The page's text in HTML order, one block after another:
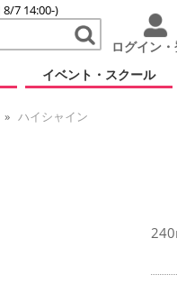
7 14:00-)
ログイン
イベント・スクール
ハイシャイン